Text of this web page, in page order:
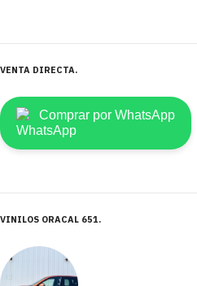
VENTA DIRECTA
Comprar por WhatsApp
VINILOS ORACAL 651